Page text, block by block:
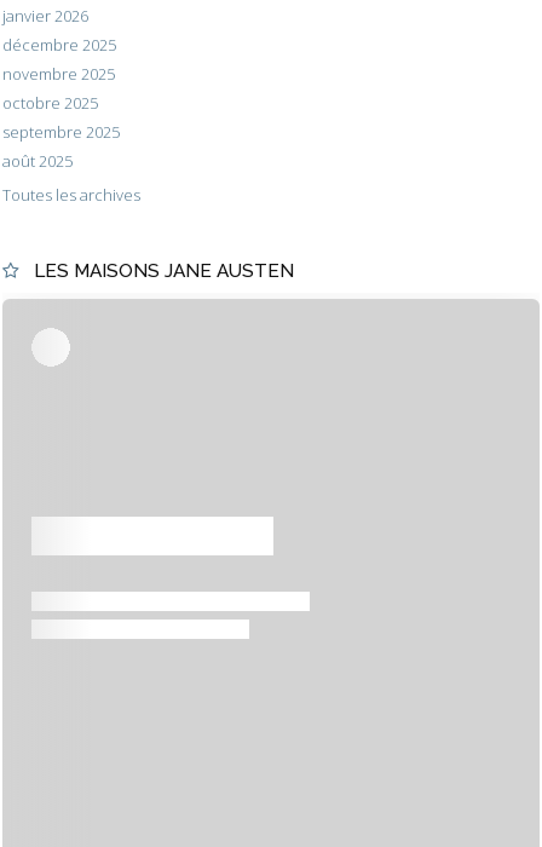
janvier 2026
décembre 2025
novembre 2025
octobre 2025
septembre 2025
août 2025
Toutes les archives
LES MAISONS JANE AUSTEN